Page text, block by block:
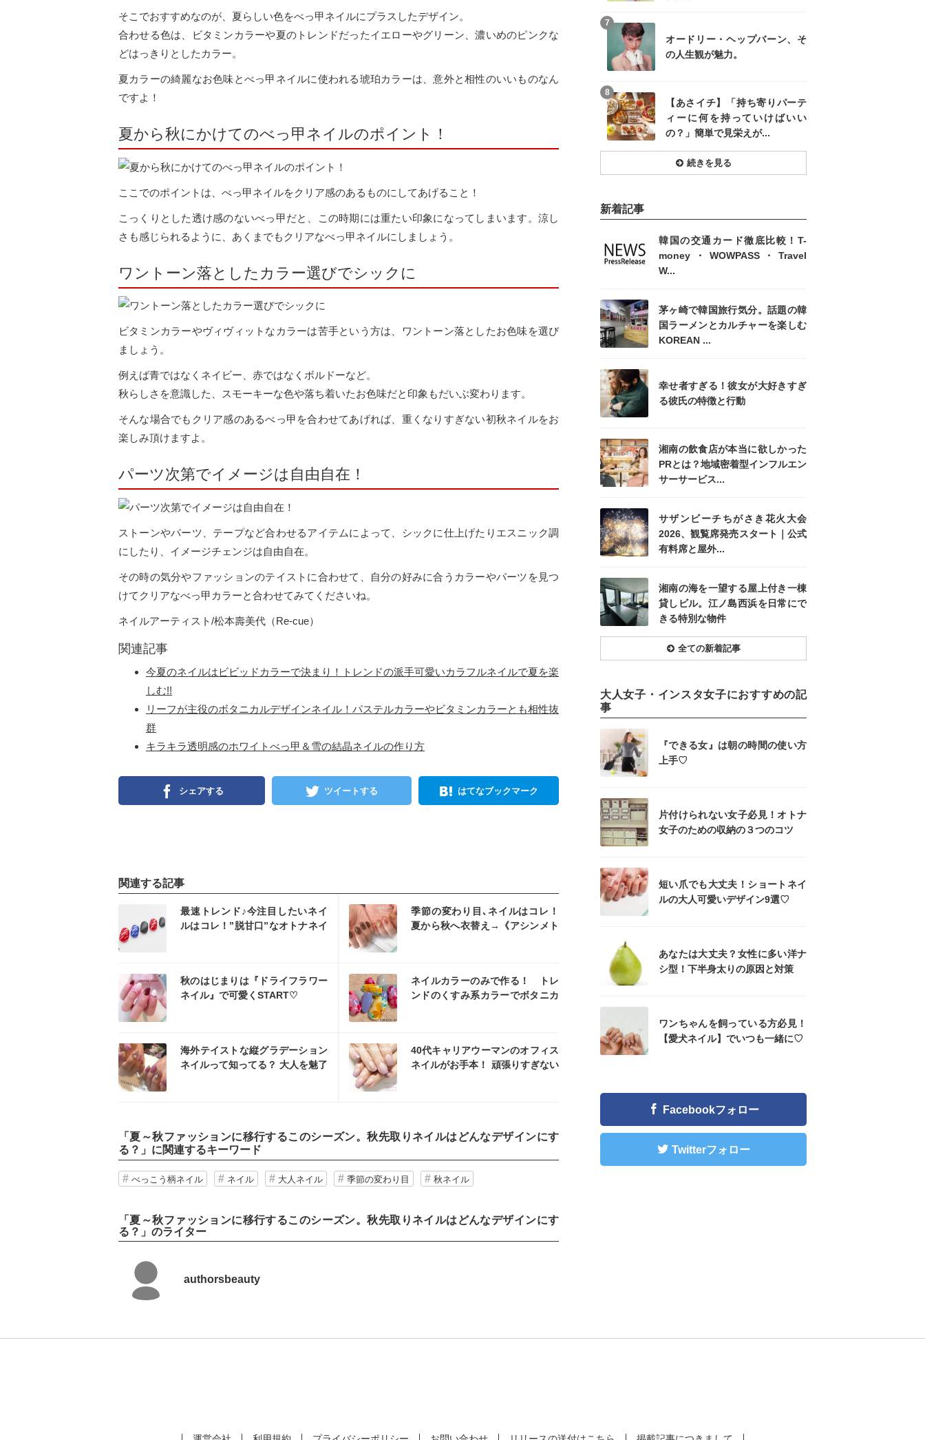
そこでおすすめなのが、夏らしい色をべっ甲ネイルにプラスしたデザイン。
合わせる色は、ビタミンカラーや夏のトレンドだったイエローやグリーン、濃いめのピンクな
どはっきりとしたカラー。
夏カラーの綺麗なお色味とべっ甲ネイルに使われる琥珀カラーは、意外と相性のいいものなん
ですよ！
夏から秋にかけてのべっ甲ネイルのポイント！
ここでのポイントは、べっ甲ネイルをクリア感のあるものにしてあげること！
こっくりとした透け感のないべっ甲だと、この時期には重たい印象になってしまいます。涼し
さも感じられるように、あくまでもクリアなべっ甲ネイルにしましょう。
ワントーン落としたカラー選びでシックに
ビタミンカラーやヴィヴィットなカラーは苦手という方は、ワントーン落としたお色味を選び
ましょう。
例えば青ではなくネイビー、赤ではなくボルドーなど。
秋らしさを意識した、スモーキーな色や落ち着いたお色味だと印象もだいぶ変わります。
そんな場合でもクリア感のあるべっ甲を合わせてあげれば、重くなりすぎない初秋ネイルをお
楽しみ頂けますよ。
パーツ次第でイメージは自由自在！
ストーンやパーツ、テープなど合わせるアイテムによって、シックに仕上げたりエスニック調
にしたり、イメージチェンジは自由自在。
その時の気分やファッションのテイストに合わせて、自分の好みに合うカラーやパーツを見つ
けてクリアなべっ甲カラーと合わせてみてくださいね。
ネイルアーティスト/松本壽美代（Re-cue）
関連記事
今夏のネイルはビビッドカラーで決まり！トレンドの派手可愛いカラフルネイルで夏を楽
しむ!!
リーフが主役のボタニカルデザインネイル！パステルカラーやビタミンカラーとも相性抜
群
キラキラ透明感のホワイトべっ甲＆雪の結晶ネイルの作り方
シェアする ツイートする はてなブックマーク
関連する記事
最速トレンド♪今注目したいネイ
ルはコレ！”脱甘口”なオトナネイ
季節の変わり目､ネイルはコレ！
夏から秋へ衣替え→《アシンメト
秋のはじまりは『ドライフラワー
ネイル』で可愛くSTART♡
ネイルカラーのみで作る！ トレ
ンドのくすみ系カラーでボタニカ
海外テイストな縦グラデーション
ネイルって知ってる？ 大人を魅了
40代キャリアウーマンのオフィス
ネイルがお手本！ 頑張りすぎない
「夏～秋ファッションに移行するこのシーズン。秋先取りネイルはどんなデザインにす
る？ 」に関連するキーワード
べっこう柄ネイル ネイル 大人ネイル 季節の変わり目 秋ネイル
「夏～秋ファッションに移行するこのシーズン。秋先取りネイルはどんなデザインにす
る？」のライター
authorsbeauty
オードリー・ヘップバーン、そ
の人生観が魅力。
7
【あさイチ】「持ち寄りパーテ
ィーに何を持っていけばいい
の？」簡単で見栄えが...
8
続きを見る
新着記事
韓国の交通カード徹底比較！T-
money・WOWPASS・Travel
W...
茅ヶ崎で韓国旅行気分。話題の韓
国ラーメンとカルチャーを楽しむ
KOREAN ...
幸せ者すぎる！彼女が大好きすぎ
る彼氏の特徴と行動
湘南の飲食店が本当に欲しかった
PRとは？地域密着型インフルエン
サーサービス...
サザンビーチちがさき花火大会
2026、観覧席発売スタート｜公式
有料席と屋外...
湘南の海を一望する屋上付き一棟
貸しビル。江ノ島西浜を日常にで
きる特別な物件
全ての新着記事
大人女子・インスタ女子におすすめの記
事
『できる女』は朝の時間の使い方
上手♡
片付けられない女子必見！オトナ
女子のための収納の３つのコツ
短い爪でも大丈夫！ショートネイ
ルの大人可愛いデザイン9選♡
あなたは大丈夫？女性に多い洋ナ
シ型！下半身太りの原因と対策
ワンちゃんを飼っている方必見！
【愛犬ネイル】でいつも一緒に♡
Facebookフォロー
Twitterフォロー